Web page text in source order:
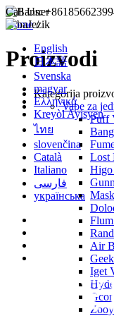
Call Us:
Jezik
English
日本語
Svenska
magyar
Ελληνικά
Kreyòl Ayisyen
ไทย
slovenčina
Català
Italiano
فارسی
українська
Home/
Proizvodi
Kategorija
Vape za
Puff
Lost
Higo
Air
Iget